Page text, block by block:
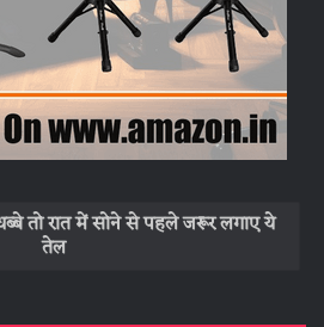
तो रात में सोने से पहले जरूर लगाए ये
तेल